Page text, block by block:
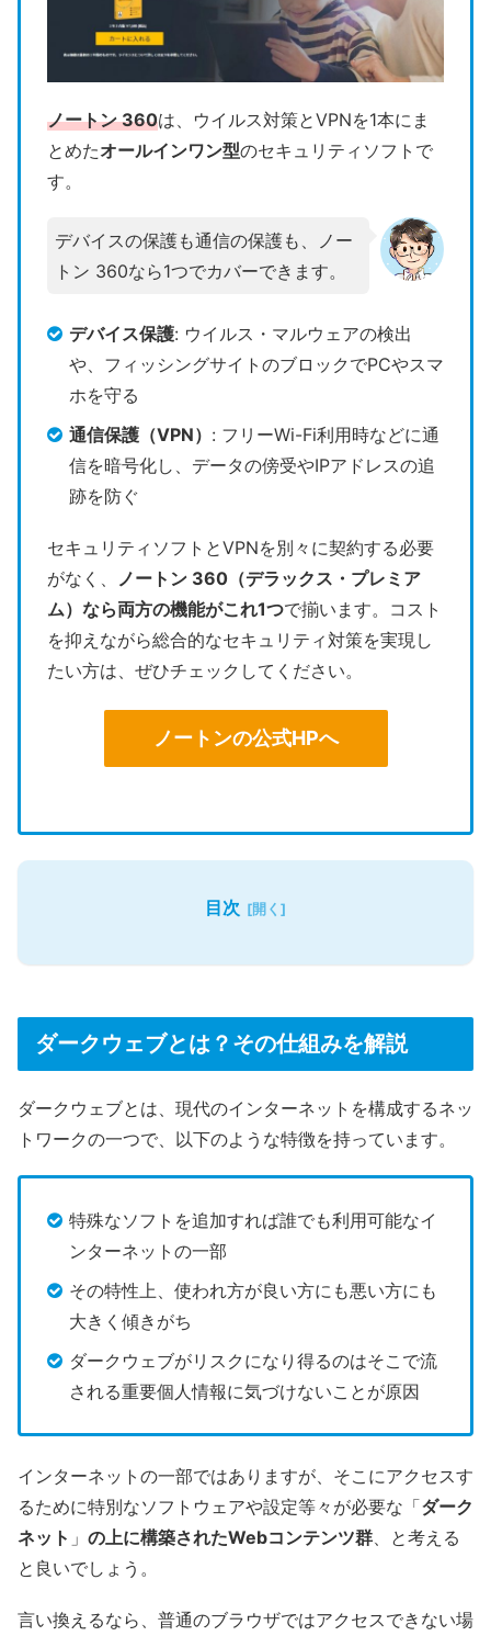
ノートン 360は、ウイルス対策とVPNを1本にま
とめたオールインワン型のセキュリティソフトで
す。
デバイスの保護も通信の保護も、ノー
トン 360なら1つでカバーできます。
デバイス保護: ウイルス・マルウェアの検出
や、フィッシングサイトのブロックでPCやスマ
ホを守る
通信保護（VPN） : フリーWi-Fi利用時などに通
信を暗号化し、データの傍受やIPアドレスの追
跡を防ぐ
セキュリティソフトとVPNを別々に契約する必要
がなく、 ノートン 360（デラックス・プレミア
ム）なら両方の機能がこれ1つで揃います。コスト
を抑えながら総合的なセキュリティ対策を実現し
たい方は、ぜひチェックしてください。
ノートンの公式HPへ
目次
ダークウェブとは？その仕組みを解説
ダークウェブとは、現代のインターネットを構成するネッ
トワークの一つで、以下のような特徴を持っています。
特殊なソフトを追加すれば誰でも利用可能なイ
ンターネットの一部
その特性上、使われ方が良い方にも悪い方にも
大きく傾きがち
ダークウェブがリスクになり得るのはそこで流
される重要個人情報に気づけないことが原因
インターネットの一部ではありますが、そこにアクセスす
るために特別なソフトウェアや設定等々が必要な「ダーク
ネット 」 の上に構築されたWebコンテンツ群、と考える
と良いでしょう。
言い換えるなら、普通のブラウザではアクセスできない場